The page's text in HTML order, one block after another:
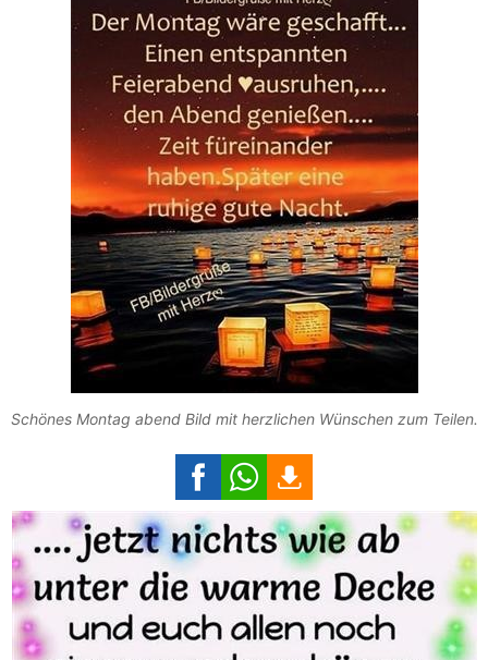
Schönes Montag abend Bild mit herzlichen Wünschen zum Teilen.